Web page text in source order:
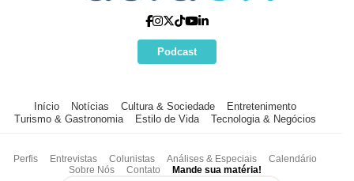
Podcast
Início Notícias Cultura & Sociedade
Entretenimento
Turismo & Gastronomia
Estilo de Vida Tecnologia & Negócios
Perfis Entrevistas Colunistas Análises & Especiais
Calendário
Sobre Nós
Contato Mande sua matéria!